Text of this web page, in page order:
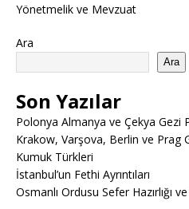
Yönetmelik ve Mevzuat
Ara
Ara
Son Yazılar
Polonya Almanya ve Çekya Gezi
Krakow, Varşova, Berlin ve Prag
Kumuk Türkleri
İstanbul’un Fethi Ayrıntıları
Osmanlı Ordusu Sefer Hazırlığı